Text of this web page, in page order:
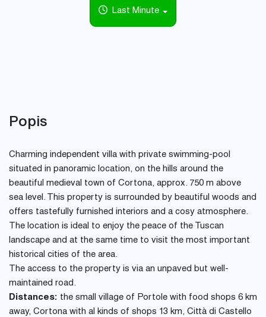
Last Minute
Popis
Charming independent villa with private swimming-pool
situated in panoramic location, on the hills around the
beautiful medieval town of Cortona, approx. 750 m above
sea level. This property is surrounded by beautiful woods and
offers tastefully furnished interiors and a cosy atmosphere.
The location is ideal to enjoy the peace of the Tuscan
landscape and at the same time to visit the most important
historical cities of the area.
The access to the property is via an unpaved but well-
maintained road.
Distances: the small village of Portole with food shops 6 km
away, Cortona with al kinds of shops 13 km, Città di Castello